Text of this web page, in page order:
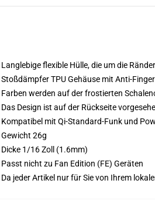
Langlebige flexible Hülle, die um die
Stoßdämpfer TPU Gehäuse mit Anti-
Farben werden auf der frostierten
Das Design ist auf der Rückseite
Kompatibel mit Qi-Standard-Funk und
Gewicht 26g
Dicke 1/16 Zoll (1.6mm)
Passt nicht zu Fan Edition (FE) Geräten
Da jeder Artikel nur für Sie von Ihrem